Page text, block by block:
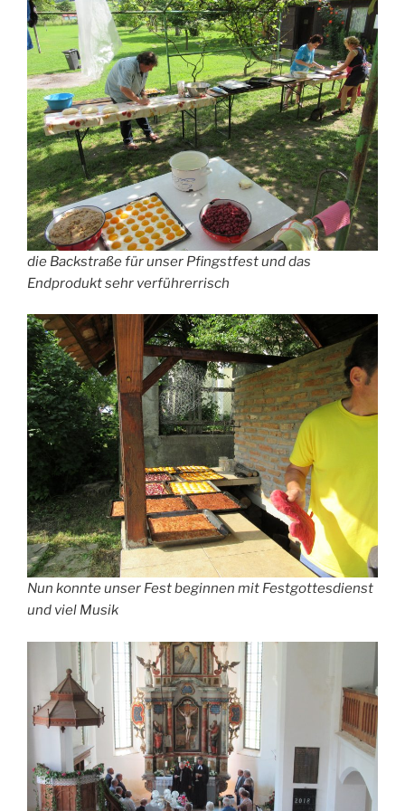
die Backstraße für unser Pfingstfest und das
Endprodukt sehr verführerrisch
Nun konnte unser Fest beginnen mit Festgottesdienst
und viel Musik